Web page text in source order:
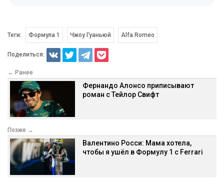
Теги: Формула 1 Чжоу Гуаньюй Alfa Romeo
Поделиться:
← Ранее
Фернандо Алонсо приписывают
роман с Тейлор Свифт
Позже →
Валентино Росси: Мама хотела,
чтобы я ушёл в Формулу 1 с Ferrari